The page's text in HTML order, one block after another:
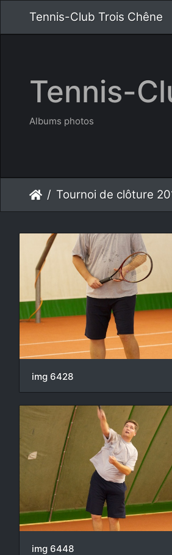
Tennis-Club Trois Chêne
Tennis-
Albums photos
Tournoi de clôture
img 6428
img 6448